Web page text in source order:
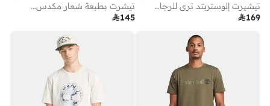
تيشيرت إلوستريتد تري للرجال
169
تيشرت بطبعة شعار مكدس للرجال
145